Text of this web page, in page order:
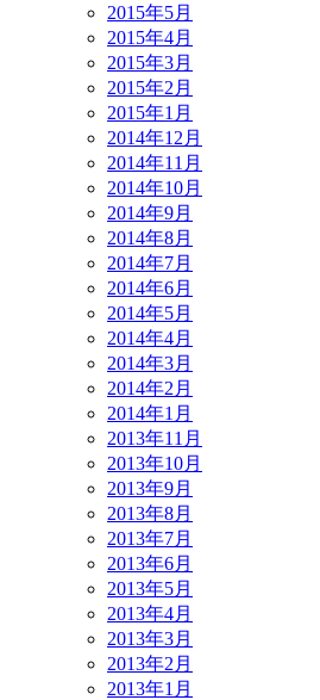
2015年5月
2015年4月
2015年3月
2015年2月
2015年1月
2014年12月
2014年11月
2014年10月
2014年9月
2014年8月
2014年7月
2014年6月
2014年5月
2014年4月
2014年3月
2014年2月
2014年1月
2013年11月
2013年10月
2013年9月
2013年8月
2013年7月
2013年6月
2013年5月
2013年4月
2013年3月
2013年2月
2013年1月